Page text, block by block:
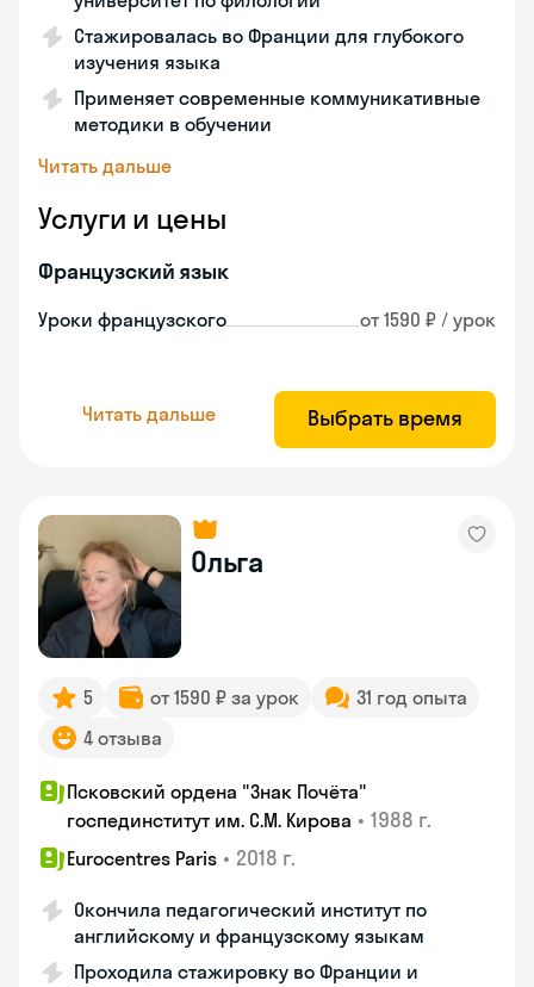
Стажировалась во Франции для глубокого
изучения языка
Применяет современные коммуникативные
методики в обучении
Читать дальше
Услуги и цены
Французский язык
Уроки французского от 1590 ₽ / урок
Читать дальше Выбрать время
Ольга
5 от 1590 ₽ за урок
31 год опыта
4 отзыва
Псковский ордена "Знак Почёта"
госпединститут им. С.М. Кирова • 1988 г.
Eurocentres Paris • 2018 г.
Окончила педагогический институт по
английскому и французскому языкам
Проходила стажировку во Франции и